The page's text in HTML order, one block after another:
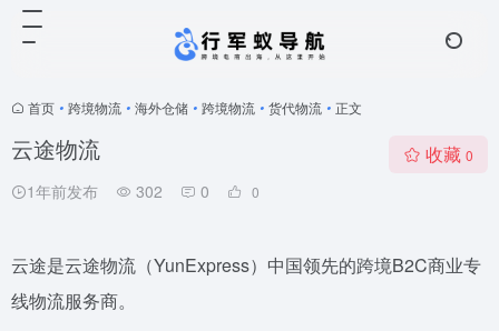
首页 • 跨境物流 • 海外仓储 • 跨境物流 • 货代物流 • 正文
云途物流
1年前发布 302 0 0
收藏 0
云途是云途物流（YunExpress）中国领先的跨境B2C商业专
线物流服务商。